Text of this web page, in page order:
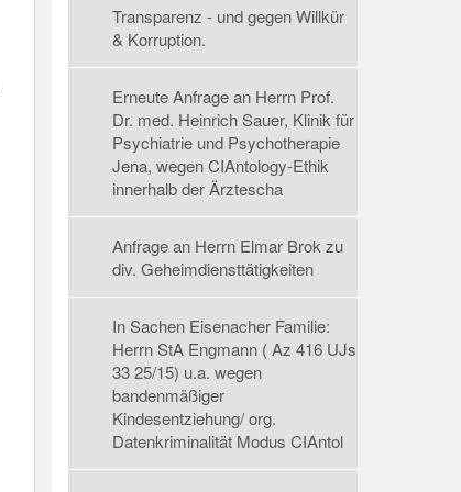
Transparenz - und gegen Willkür
& Korruption.
Erneute Anfrage an Herrn Prof.
Dr. med. Heinrich Sauer, Klinik für
Psychiatrie und Psychotherapie
Jena, wegen CIAntology-Ethik
innerhalb der Ärztescha
Anfrage an Herrn Elmar Brok zu
div. Geheimdiensttätigkeiten
In Sachen Eisenacher Familie:
Herrn StA Engmann ( Az 416 UJs
33 25/15) u.a. wegen
bandenmäßiger
Kindesentziehung/ org.
Datenkriminalität Modus CIAntol